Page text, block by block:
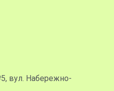
вул. Набережно-